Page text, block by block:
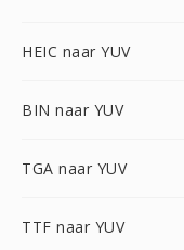
HEIC naar YUV
BIN naar YUV
TGA naar YUV
TTF naar YUV